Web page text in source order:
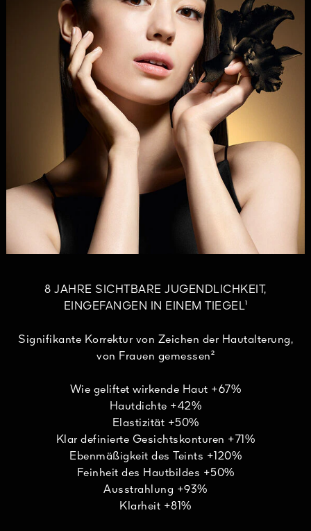
8 JAHRE SICHTBARE JUGENDLICHKEIT,
EINGEFANGEN IN EINEM TIEGEL¹
Signifikante Korrektur von Zeichen der Hautalterung,
von Frauen gemessen²
Wie geliftet wirkende Haut +67%
Hautdichte +42%
Elastizität +50%
Klar definierte Gesichtskonturen +71%
Ebenmäßigkeit des Teints +120%
Feinheit des Hautbildes +50%
Ausstrahlung +93%
Klarheit +81%